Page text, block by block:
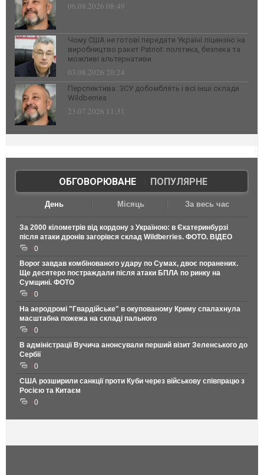
06.08.2026 08:49
Чому США не готові передати Україні ліцензію на
виробництво ракет Patriot: політика, безпека та
можливі альтернативи
03.08.2026 20:24
Перспектива: ЗСУ добомблять і всі інші склади
Wildberries
23.07.2026 11:31
ОБГОВОРЮВАНЕ| ПОПУЛЯРНЕ
День Місяць За весь час
За 2000 кілометрів від кордону з Україною: в Єкатеринбурзі
після атаки дронів загорівся склад Wildberries. ФОТО. ВІДЕО
0
Ворог завдав комбінованого удару по Сумах, двоє поранених.
Ще десятеро постраждали після атаки БПЛА по ринку на
Сумщині. ФОТО
0
На аеродромі "Гвардійське" в окупованому Криму спалахнула
масштабна пожежа на складі пального
0
В адміністрації Вучича анонсували перший візит Зеленського до
Сербії
0
США розширили санкції проти Куби через військову співпрацю з
Росією та Китаєм
0